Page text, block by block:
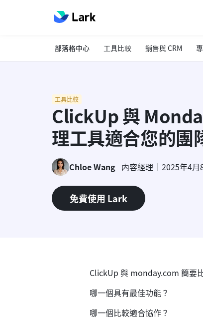
部落格中心 工具比較 銷售與 CRM
工具比較
ClickUp 與
理工具適合您的團
Chloe Wang 内容經理 2025年4月
免費使用 Lark
ClickUp 與 monday.com 簡要
哪一個具有最佳功能？
哪一個比較適合協作？